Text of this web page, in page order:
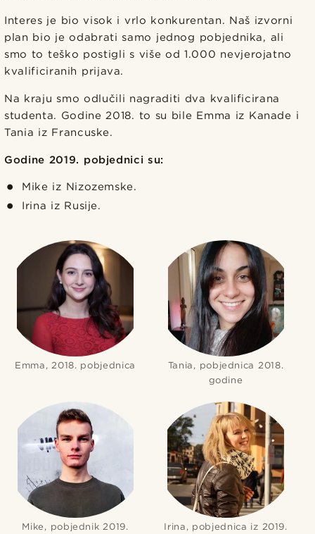
Interes je bio visok i vrlo konkurentan. Naš izvorni
plan bio je odabrati samo jednog pobjednika, ali
smo to teško postigli s više od 1.000 nevjerojatno
kvalificiranih prijava.
Na kraju smo odlučili nagraditi dva kvalificirana
studenta. Godine 2018. to su bile Emma iz Kanade i
Tania iz Francuske.
Godine 2019. pobjednici su:
Mike iz Nizozemske.
Irina iz Rusije.
Emma, 2018. pobjednica
Tania, pobjednica 2018.
godine
Mike, pobjednik 2019.
Irina, pobjednica iz 2019.